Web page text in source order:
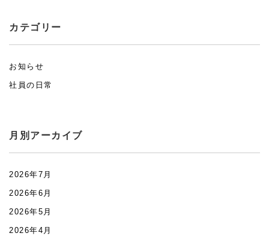
カテゴリー
お知らせ
社員の日常
月別アーカイブ
2026年7月
2026年6月
2026年5月
2026年4月